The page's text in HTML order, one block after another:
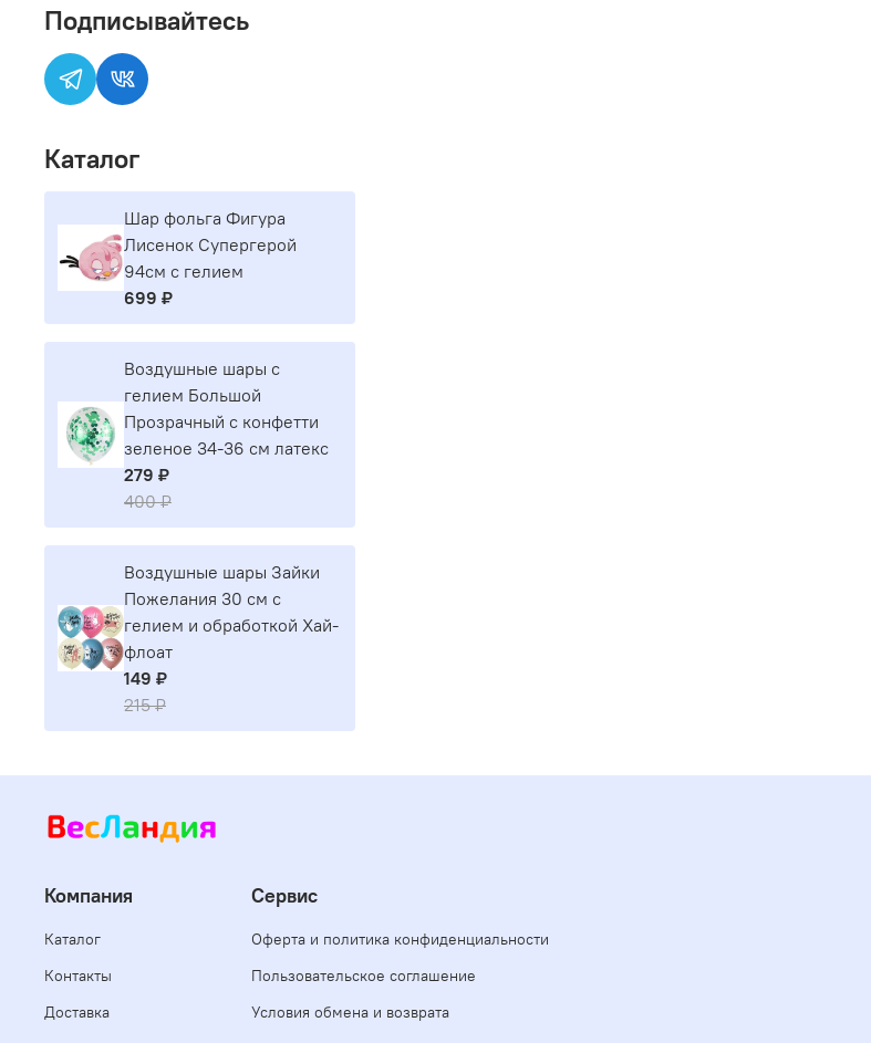
Подписывайтесь
Каталог
Шар фольга Фигура
Лисенок Супергерой
94см с гелием
699 ₽
Воздушные шары с
гелием Большой
Прозрачный с конфетти
зеленое 34-36 см латекс
279 ₽
400 ₽
Воздушные шары Зайки
Пожелания 30 см с
гелием и обработкой Хай-
флоат
149 ₽
215 ₽
Компания
Каталог
Контакты
Доставка
Сервис
Оферта и политика конфиденциальности
Пользовательское соглашение
Условия обмена и возврата